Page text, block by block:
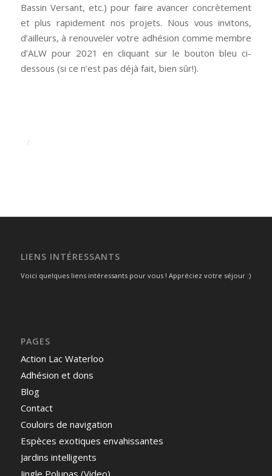
Bassin Versant, etc.) pour faire avancer concrètement
et plus rapidement nos projets. Nous vous invitons,
d’ailleurs, à renouveler votre adhésion comme membre
d’ALW pour 2021 en cliquant sur le bouton bleu ci-
dessous (si ce n’est pas déjà fait, bien sûr!).
/
LIENS INTÉRESSANTS
Voici quelques liens intéressants pour vous ! Appréciez votre séjour :)
PAGES
Action Lac Waterloo
Adhésion et dons
Blog
Contact
Couloirs de navigation
Espèces exotiques envahissantes
Jardins intelligents